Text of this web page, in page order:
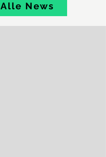
Alle News